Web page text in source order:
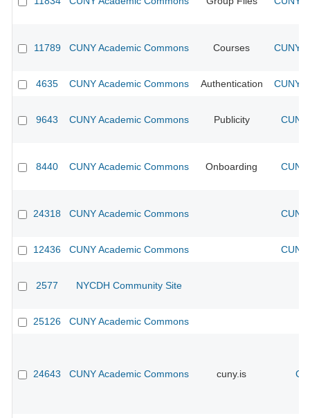
11789 CUNY Academic Commons Courses CUNY
4635 CUNY Academic Commons Authentication CUNY
9643 CUNY Academic Commons Publicity
8440 CUNY Academic Commons Onboarding
24318 CUNY Academic Commons
12436 CUNY Academic Commons
2577 NYCDH Community Site
25126 CUNY Academic Commons
24643 CUNY Academic Commons cuny.is